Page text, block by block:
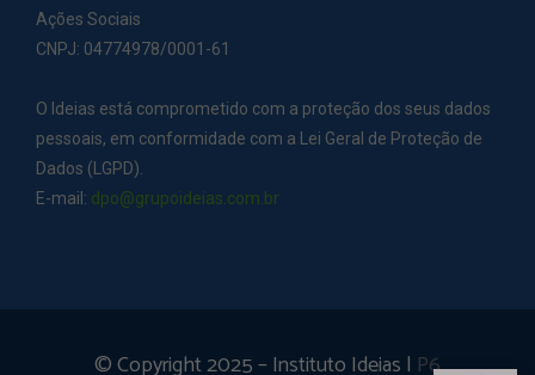
Ações Sociais
CNPJ: 04774978/0001-61
O Ideias está comprometido com a proteção dos seus dados
pessoais, em conformidade com a Lei Geral de Proteção de
Dados (LGPD).
E-mail: dpo@grupoideias.com.br
© Copyright 2025 – Instituto Ideias | P6